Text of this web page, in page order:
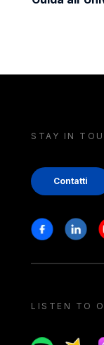
STAY IN
Contatti
Stay in touch
Facebook
LISTEN TO